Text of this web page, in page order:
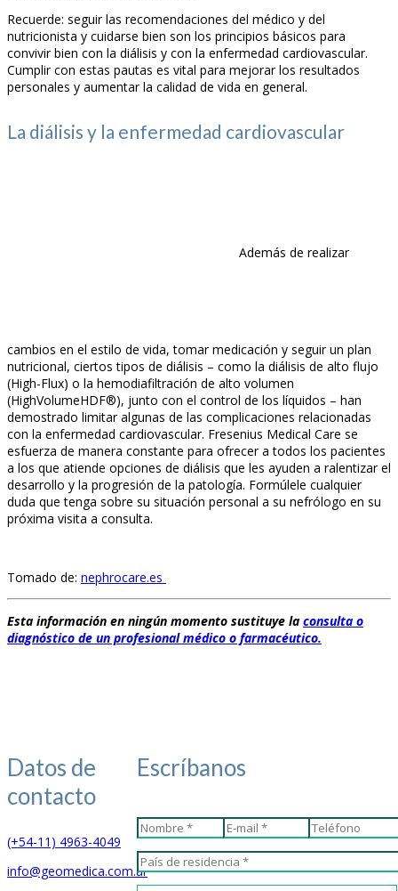
Recuerde: seguir las recomendaciones del médico y del
nutricionista y cuidarse bien son los principios básicos para
convivir bien con la diálisis y con la enfermedad cardiovascular.
Cumplir con estas pautas es vital para mejorar los resultados
personales y aumentar la calidad de vida en general.
La diálisis y la enfermedad cardiovascular
Además de realizar
cambios en el estilo de vida, tomar medicación y seguir un plan
nutricional, ciertos tipos de diálisis – como la diálisis de alto flujo
(High-Flux) o la hemodiafiltración de alto volumen
(HighVolumeHDF®), junto con el control de los líquidos – han
demostrado limitar algunas de las complicaciones relacionadas
con la enfermedad cardiovascular. Fresenius Medical Care se
esfuerza de manera constante para ofrecer a todos los pacientes
a los que atiende opciones de diálisis que les ayuden a ralentizar el
desarrollo y la progresión de la patología. Formúlele cualquier
duda que tenga sobre su situación personal a su nefrólogo en su
próxima visita a consulta.
Tomado de: nephrocare.es
Esta información en ningún momento sustituye la consulta o
diagnóstico de un profesional médico o farmacéutico.
Datos de
contacto
(+54-11) 4963-4049
info@geomedica.com.ar
Escríbanos